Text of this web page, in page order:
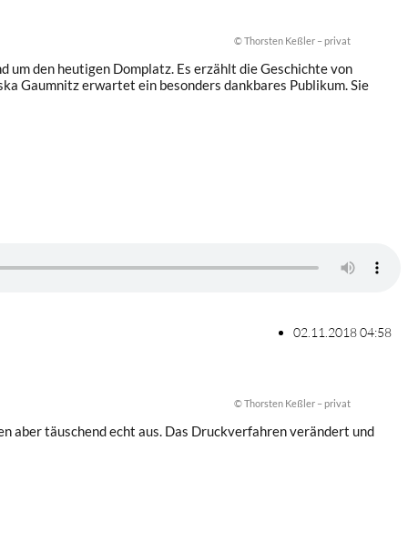
© Thorsten Keßler – privat
den heutigen Domplatz. Es erzählt die Geschichte von
Gaumnitz erwartet ein besonders dankbares Publikum. Sie
02.11.2018 04:58
© Thorsten Keßler – privat
aber täuschend echt aus. Das Druckverfahren verändert und